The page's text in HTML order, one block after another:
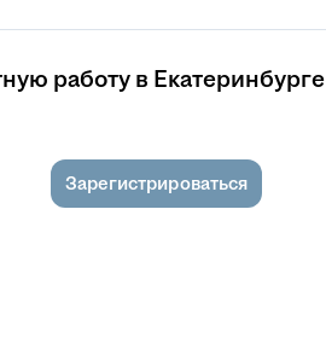
работу в Екатеринбурге
Зарегистрироваться